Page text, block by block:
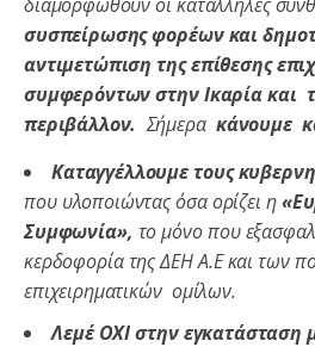
συσπείρωσης φορέων και
αντιμετώπιση της επίθεσης
συμφερόντων στην Ικαρία και
περιβάλλον.Σήμερα κάνουμε
Καταγγέλλουμε τους
που υλοποιώντας όσα ορίζει η
Συμφωνία», το μόνο που
κερδοφορία της ΔΕΗ Α.Ε και των
επιχειρηματικών ομίλων.
Λεμέ ΟΧΙ στην εγκατάσταση